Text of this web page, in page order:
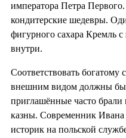
императора Петра
кондитерские шедевры.
фигурного сахара Кремль
внутри.
Соответствовать богатому
внешним видом должны
приглашённые часто брали
казны. Современник
историк на польской